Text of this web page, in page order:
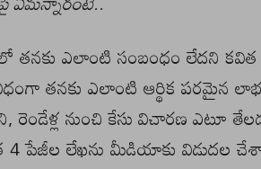
తనకు ఎలాంటి సంబంధం లేదని కవిత
తనకు ఎలాంటి ఆర్థిక పరమైన
రెండేళ్ల నుంచి కేసు విచారణ ఎటూ
4 పేజీల లేఖను మీడియాకు విడుదల